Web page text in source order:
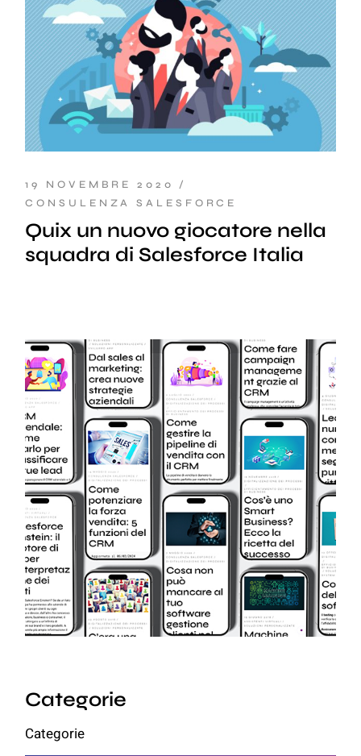
19 NOVEMBRE 2020
CONSULENZA SALESFORCE
Quix un nuovo giocatore nella
squadra di Salesforce Italia
Categorie
Categorie